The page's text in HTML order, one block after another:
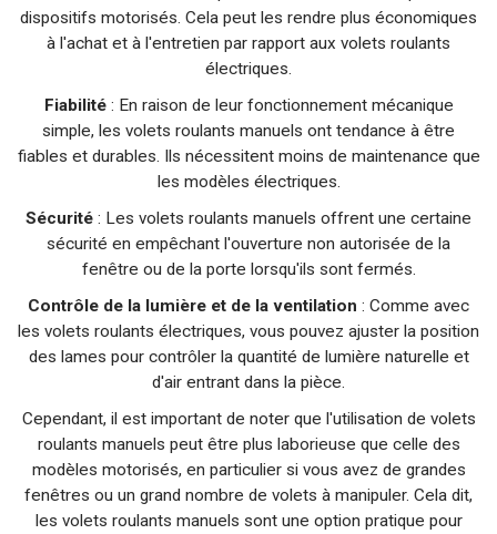
dispositifs motorisés. Cela peut les rendre plus économiques
à l'achat et à l'entretien par rapport aux volets roulants
électriques.
Fiabilité: En raison de leur fonctionnement mécanique
simple, les volets roulants manuels ont tendance à être
fiables et durables. Ils nécessitent moins de maintenance que
les modèles électriques.
Sécurité : Les volets roulants manuels offrent une certaine
sécurité en empêchant l'ouverture non autorisée de la
fenêtre ou de la porte lorsqu'ils sont fermés.
Contrôle de la lumière et de la ventilation : Comme avec
les volets roulants électriques, vous pouvez ajuster la position
des lames pour contrôler la quantité de lumière naturelle et
d'air entrant dans la pièce.
Cependant, il est important de noter que l'utilisation de volets
roulants manuels peut être plus laborieuse que celle des
modèles motorisés, en particulier si vous avez de grandes
fenêtres ou un grand nombre de volets à manipuler. Cela dit,
les volets roulants manuels sont une option pratique pour